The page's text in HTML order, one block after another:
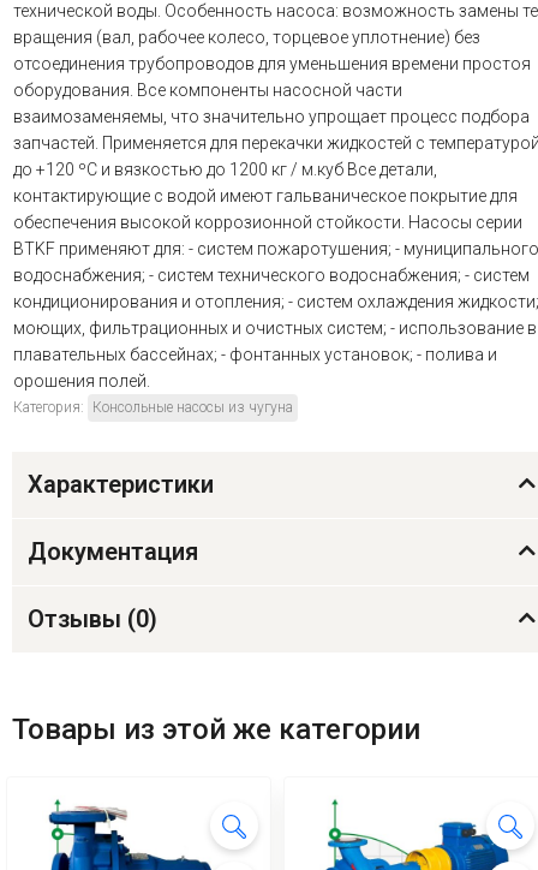
технической воды. Особенность насоса: возможность замены
вращения (вал, рабочее колесо, торцевое уплотнение) без
отсоединения трубопроводов для уменьшения времени простоя
оборудования. Все компоненты насосной части
взаимозаменяемы, что значительно упрощает процесс подбора
запчастей. Применяется для перекачки жидкостей с
до +120 ºC и вязкостью до 1200 кг / м.куб Все детали,
контактирующие с водой имеют гальваническое покрытие для
обеспечения высокой коррозионной стойкости. Насосы серии
BTKF применяют для: - систем пожаротушения; - муниципального
водоснабжения; - систем технического водоснабжения; - систем
кондиционирования и отопления; - систем охлаждения
моющих, фильтрационных и очистных систем; - использование в
плавательных бассейнах; - фонтанных установок; - полива и
орошения полей.
Категория: Консольные насосы из чугуна
Характеристики
Документация
Отзывы (0)
Товары из этой же категории